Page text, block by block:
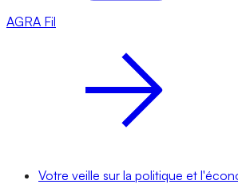
AGRA Fil
Votre veille sur la politique et